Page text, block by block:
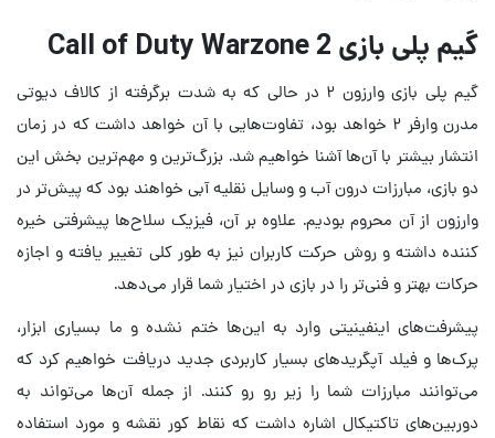
گیم پلی بازی Call of Duty Warzone 2
گیم پلی بازی وارزون ۲ در حالی که به شدت برگرفته از کالاف دیوتی
مدرن وارفر ۲ خواهد بود، تفاوت‌هایی با آن خواهد داشت که در زمان
انتشار بیشتر با آن‌ها آشنا خواهیم شد. بزرگ‌ترین و مهم‌ترین بخش این
دو بازی، مبارزات درون آب و وسایل نقلیه آبی خواهند بود که پیش‌تر در
وارزون از آن محروم بودیم. علاوه بر آن، فیزیک سلاح‌ها پیشرفتی خیره
کننده داشته و روش حرکت کاربران نیز به طور کلی تغییر یافته و اجازه
حرکات بهتر و فنی‌تر را در بازی در اختیار شما قرار می‌دهد.
پیشرفت‌های اینفینیتی وارد به این‌ها ختم نشده و ما بسیاری ابزار،
پرک‌ها و فیلد آپگریدهای بسیار کاربردی جدید دریافت خواهیم کرد که
می‌توانند مبارزات شما را زیر رو رو کنند. از جمله آن‌ها می‌تواند به
دوربین‌های تاکتیکال اشاره داشت که نقاط کور نقشه و مورد استفاده